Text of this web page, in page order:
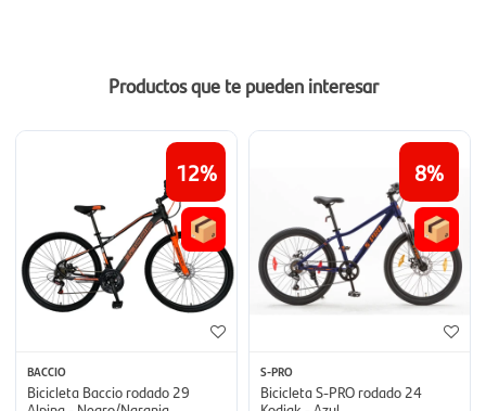
Productos que te pueden interesar
12
BACCIO
Bicicleta Baccio rodado 29
8
S-PRO
Bicicleta S-PRO rodado 24